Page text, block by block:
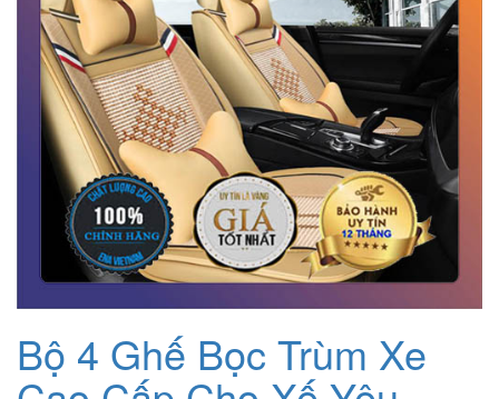
Bộ 4 Ghế Bọc Trùm Xe